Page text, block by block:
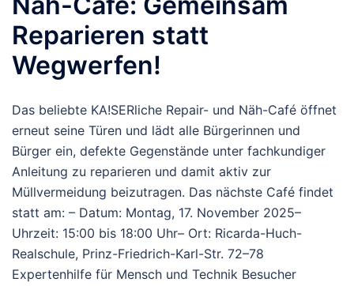
Reparieren statt
Wegwerfen!
Das beliebte KA!SERliche Repair- und Näh-Café öffnet
erneut seine Türen und lädt alle Bürgerinnen und
Bürger ein, defekte Gegenstände unter fachkundiger
Anleitung zu reparieren und damit aktiv zur
Müllvermeidung beizutragen. Das nächste Café findet
statt am: – Datum: Montag, 17. November 2025–
Uhrzeit: 15:00 bis 18:00 Uhr– Ort: Ricarda-Huch-
Realschule, Prinz-Friedrich-Karl-Str. 72–78
Expertenhilfe für Mensch und Technik Besucher